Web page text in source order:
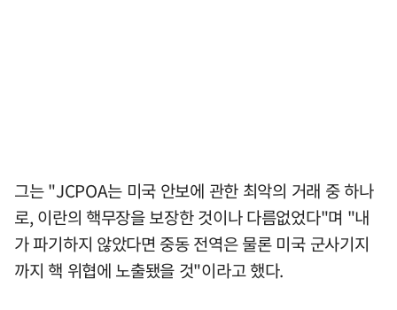
그는 "JCPOA는 미국 안보에 관한 최악의 거래 중 하나
로, 이란의 핵무장을 보장한 것이나 다름없었다"며 "내
가 파기하지 않았다면 중동 전역은 물론 미국 군사기지
까지 핵 위협에 노출됐을 것"이라고 했다.